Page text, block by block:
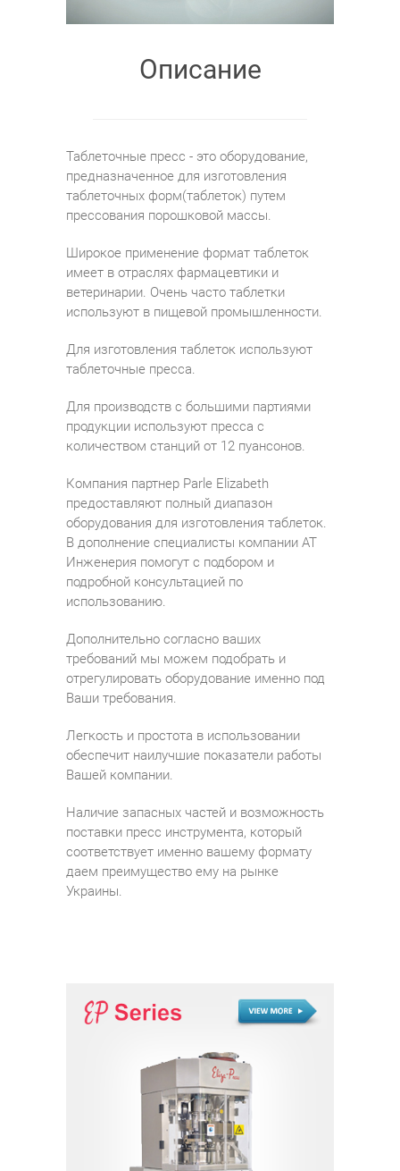
Описание
Таблеточные пресс - это оборудование,
предназначенное для изготовления
таблеточных форм(таблеток) путем
прессования порошковой массы.
Широкое применение формат таблеток
имеет в отраслях фармацевтики и
ветеринарии. Очень часто таблетки
используют в пищевой промышленности.
Для изготовления таблеток используют
таблеточные пресса.
Для производств с большими партиями
продукции используют пресса с
количеством станций от 12 пуансонов.
Компания партнер Parle Elizabeth
предоставляют полный диапазон
оборудования для изготовления таблеток.
В дополнение специалисты компании АТ
Инженерия помогут с подбором и
подробной консультацией по
использованию.
Дополнительно согласно ваших
требований мы можем подобрать и
отрегулировать оборудование именно под
Ваши требования.
Легкость и простота в использовании
обеспечит наилучшие показатели работы
Вашей компании.
Наличие запасных частей и возможность
поставки пресс инструмента, который
соответствует именно вашему формату
даем преимущество ему на рынке
Украины.